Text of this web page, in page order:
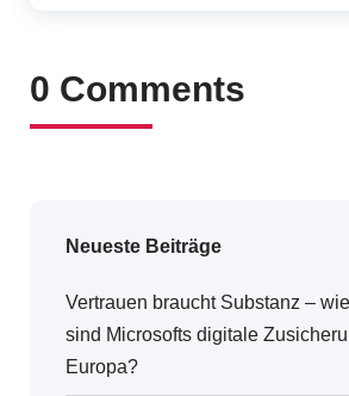
0 Comments
Neueste Beiträge
Vertrauen braucht Substanz –
sind Microsofts digitale
Europa?